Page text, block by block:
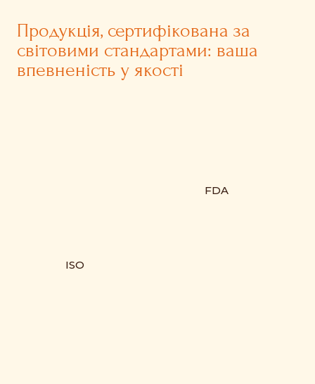
ISO
FDA
Продукція, сертифікована за
світовими стандартами: ваша
впевненість у якості